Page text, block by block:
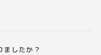
ましたか？